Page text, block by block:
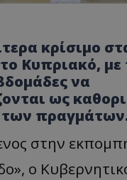
κρίσιμο
Κυπριακό, με
να
ως
των
στην
ο